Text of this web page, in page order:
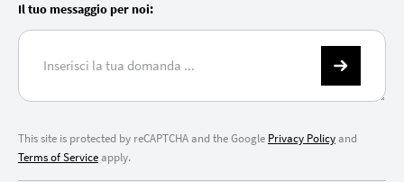
Il tuo messaggio per noi:
This site is protected by reCAPTCHA and the Google Privacy Policyand
Terms of Serviceapply.